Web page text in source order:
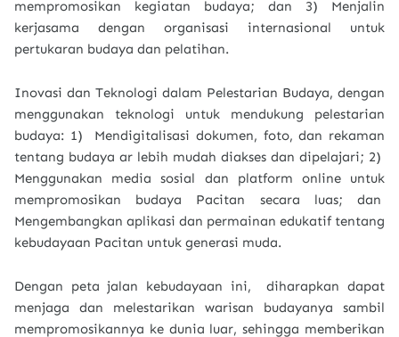
mempromosikan kegiatan budaya; dan 3) Menjalin
kerjasama dengan organisasi internasional untuk
pertukaran budaya dan pelatihan.
Inovasi dan Teknologi dalam Pelestarian Budaya, dengan
menggunakan teknologi untuk mendukung pelestarian
budaya: 1) Mendigitalisasi dokumen, foto, dan rekaman
tentang budaya ar lebih mudah diakses dan dipelajari; 2)
Menggunakan media sosial dan platform online untuk
mempromosikan budaya Pacitan secara luas; dan
Mengembangkan aplikasi dan permainan edukatif tentang
kebudayaan Pacitan untuk generasi muda.
Dengan peta jalan kebudayaan ini, diharapkan dapat
menjaga dan melestarikan warisan budayanya sambil
mempromosikannya ke dunia luar,sehingga memberikan